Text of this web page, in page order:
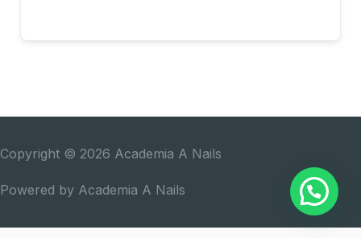
Copyright © 2026 Academia A Nails
Powered by Academia A Nails